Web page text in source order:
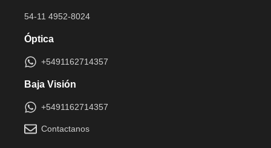
54-11 4952-8024
Óptica
+5491162714357
Baja Visión
+5491162714357
Contactanos